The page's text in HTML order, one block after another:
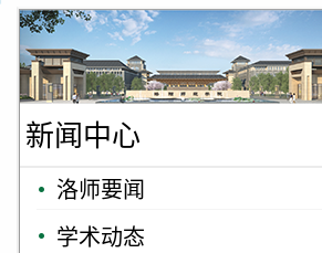
新闻中心
洛师要闻
学术动态